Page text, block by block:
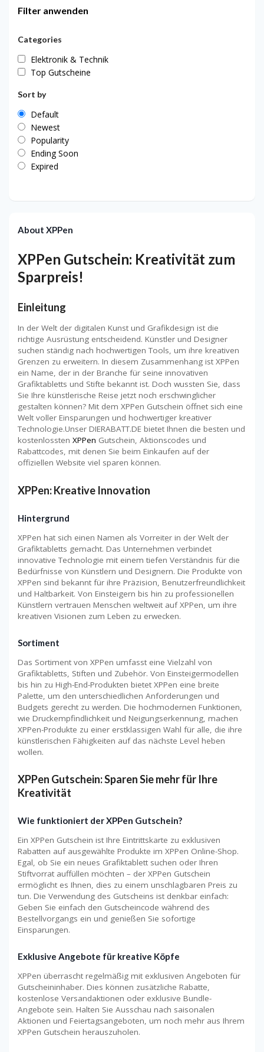
Filter anwenden
Categories
Elektronik & Technik
Top Gutscheine
Sort by
Default
Newest
Popularity
Ending Soon
Expired
About XPPen
XPPen Gutschein: Kreativität zum
Sparpreis!
Einleitung
In der Welt der digitalen Kunst und Grafikdesign ist die
richtige Ausrüstung entscheidend. Künstler und Designer
suchen ständig nach hochwertigen Tools, um ihre kreativen
Grenzen zu erweitern. In diesem Zusammenhang ist XPPen
ein Name, der in der Branche für seine innovativen
Grafiktabletts und Stifte bekannt ist. Doch wussten Sie, dass
Sie Ihre künstlerische Reise jetzt noch erschwinglicher
gestalten können? Mit dem XPPen Gutschein öffnet sich eine
Welt voller Einsparungen und hochwertiger kreativer
Technologie.Unser DIERABATT.DE bietet Ihnen die besten und
kostenlossten XPPen Gutschein, Aktionscodes und
Rabattcodes, mit denen Sie beim Einkaufen auf der
offiziellen Website viel sparen können.
XPPen: Kreative Innovation
Hintergrund
XPPen hat sich einen Namen als Vorreiter in der Welt der
Grafiktabletts gemacht. Das Unternehmen verbindet
innovative Technologie mit einem tiefen Verständnis für die
Bedürfnisse von Künstlern und Designern. Die Produkte von
XPPen sind bekannt für ihre Präzision, Benutzerfreundlichkeit
und Haltbarkeit. Von Einsteigern bis hin zu professionellen
Künstlern vertrauen Menschen weltweit auf XPPen, um ihre
kreativen Visionen zum Leben zu erwecken.
Sortiment
Das Sortiment von XPPen umfasst eine Vielzahl von
Grafiktabletts, Stiften und Zubehör. Von Einsteigermodellen
bis hin zu High-End-Produkten bietet XPPen eine breite
Palette, um den unterschiedlichen Anforderungen und
Budgets gerecht zu werden. Die hochmodernen Funktionen,
wie Druckempfindlichkeit und Neigungserkennung, machen
XPPen-Produkte zu einer erstklassigen Wahl für alle, die ihre
künstlerischen Fähigkeiten auf das nächste Level heben
wollen.
XPPen Gutschein: Sparen Sie mehr für Ihre
Kreativität
Wie funktioniert der XPPen Gutschein?
Ein XPPen Gutschein ist Ihre Eintrittskarte zu exklusiven
Rabatten auf ausgewählte Produkte im XPPen Online-Shop.
Egal, ob Sie ein neues Grafiktablett suchen oder Ihren
Stiftvorrat auffüllen möchten – der XPPen Gutschein
ermöglicht es Ihnen, dies zu einem unschlagbaren Preis zu
tun. Die Verwendung des Gutscheins ist denkbar einfach:
Geben Sie einfach den Gutscheincode während des
Bestellvorgangs ein und genießen Sie sofortige
Einsparungen.
Exklusive Angebote für kreative Köpfe
XPPen überrascht regelmäßig mit exklusiven Angeboten für
Gutscheininhaber. Dies können zusätzliche Rabatte,
kostenlose Versandaktionen oder exklusive Bundle-
Angebote sein. Halten Sie Ausschau nach saisonalen
Aktionen und Feiertagsangeboten, um noch mehr aus Ihrem
XPPen Gutschein herauszuholen.